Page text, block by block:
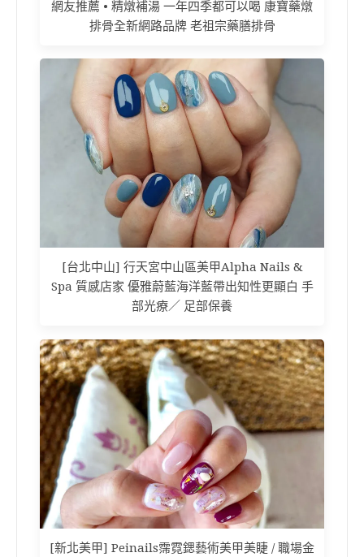
網友推薦 • 精燉補湯 一年四季都可以喝 康寶藥燉
排骨全新網路品牌 老祖宗藥膳排骨
[台北中山] 行天宮中山區美甲Alpha Nails &
Spa 質感店家 優雅蔚藍海洋藍帶出知性更顯白 手
部光療／ 足部保養
[新北美甲] Peinails霈霓鍶藝術美甲美睫 / 職場金